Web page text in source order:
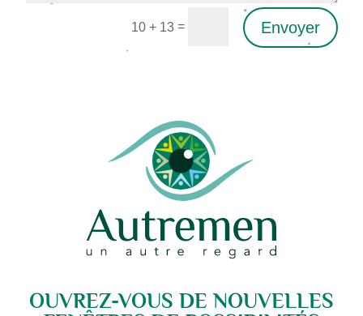
10 + 13= Envoyer
OUVREZ-VOUS DE NOUVELLES